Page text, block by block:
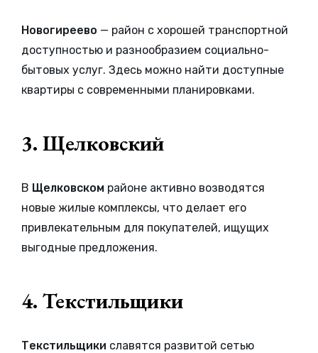
Новогиреево — район с хорошей транспортной
доступностью и разнообразием социально-
бытовых услуг. Здесь можно найти доступные
квартиры с современными планировками.
3. Щелковский
В Щелковском районе активно возводятся
новые жилые комплексы, что делает его
привлекательным для покупателей, ищущих
выгодные предложения.
4. Текстильщики
Текстильщики славятся развитой сетью